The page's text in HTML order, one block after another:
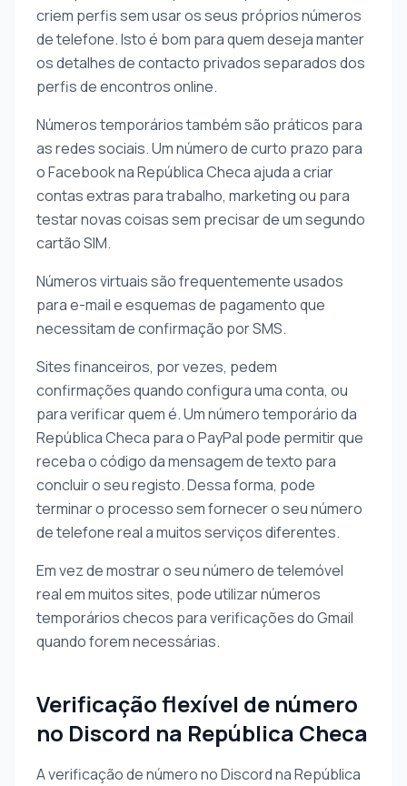
criem perfis sem usar os seus próprios números
de telefone. Isto é bom para quem deseja manter
os detalhes de contacto privados separados dos
perfis de encontros online.
Números temporários também são práticos para
as redes sociais. Um número de curto prazo para
o Facebook na República Checa ajuda a criar
contas extras para trabalho, marketing ou para
testar novas coisas sem precisar de um segundo
cartão SIM.
Números virtuais são frequentemente usados
para e-mail e esquemas de pagamento que
necessitam de confirmação por SMS.
Sites financeiros, por vezes, pedem
confirmações quando configura uma conta, ou
para verificar quem é. Um número temporário da
República Checa para o PayPal pode permitir que
receba o código da mensagem de texto para
concluir o seu registo. Dessa forma, pode
terminar o processo sem fornecer o seu número
de telefone real a muitos serviços diferentes.
Em vez de mostrar o seu número de telemóvel
real em muitos sites, pode utilizar números
temporários checos para verificações do Gmail
quando forem necessárias.
Verificação flexível de número
no Discord na República Checa
A verificação de número no Discord na República